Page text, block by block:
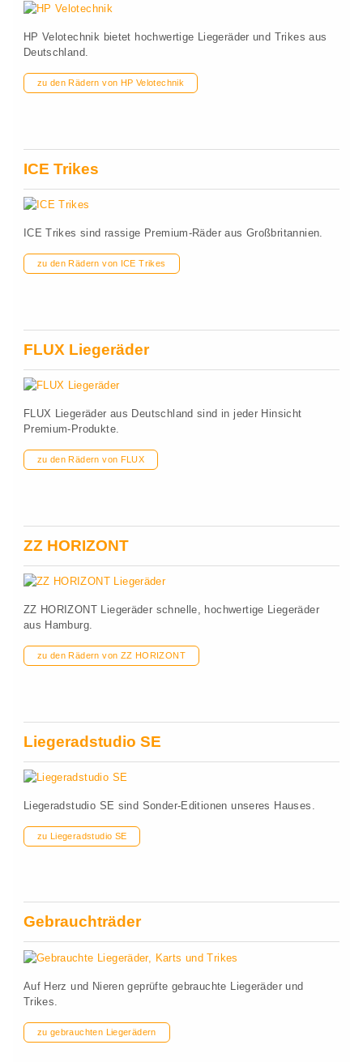
HP Velotechnik bietet hochwertige Liegeräder und Trikes aus
Deutschland.
zu den Rädern von HP Velotechnik
ICE Trikes
ICE Trikes sind rassige Premium-Räder aus Großbritannien.
zu den Rädern von ICE Trikes
FLUX Liegeräder
FLUX Liegeräder aus Deutschland sind in jeder Hinsicht
Premium-Produkte.
zu den Rädern von FLUX
ZZ HORIZONT
ZZ HORIZONT Liegeräder schnelle, hochwertige Liegeräder
aus Hamburg.
zu den Rädern von ZZ HORIZONT
Liegeradstudio SE
Liegeradstudio SE sind Sonder-Editionen unseres Hauses.
zu Liegeradstudio SE
Gebrauchträder
Auf Herz und Nieren geprüfte gebrauchte Liegeräder und
Trikes.
zu gebrauchten Liegerädern